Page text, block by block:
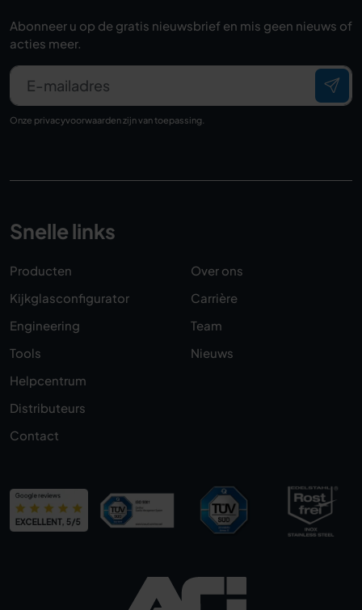
Abonneer u op de gratis nieuwsbrief en mis geen nieuws of
acties meer.
E-mailadres
Onze privacyvoorwaardenzijn van toepassing.
Snelle links
Producten
Kijkglasconfigurator
Engineering
Tools
Helpcentrum
Over ons
Carrière
Team
Nieuws
Distributeurs
Contact